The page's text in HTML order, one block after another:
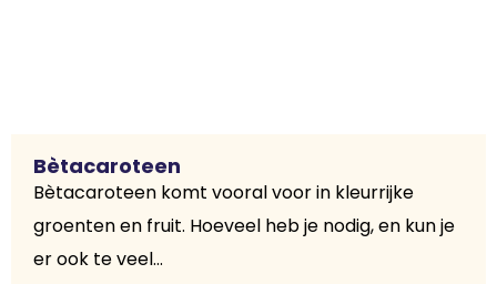
Bètacaroteen
Bètacaroteen komt vooral voor in kleurrijke
groenten en fruit. Hoeveel heb je nodig, en kun je
er ook te veel...